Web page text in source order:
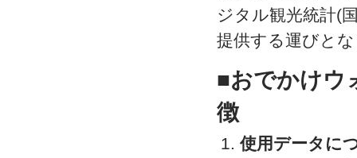
ジタル観光統計(
提供する運びと
■おでかけウ
徴
使用データに